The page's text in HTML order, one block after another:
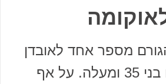
מספר אחד לאובדן
ראייה במבוגרים בני 35 ומעלה. על אף